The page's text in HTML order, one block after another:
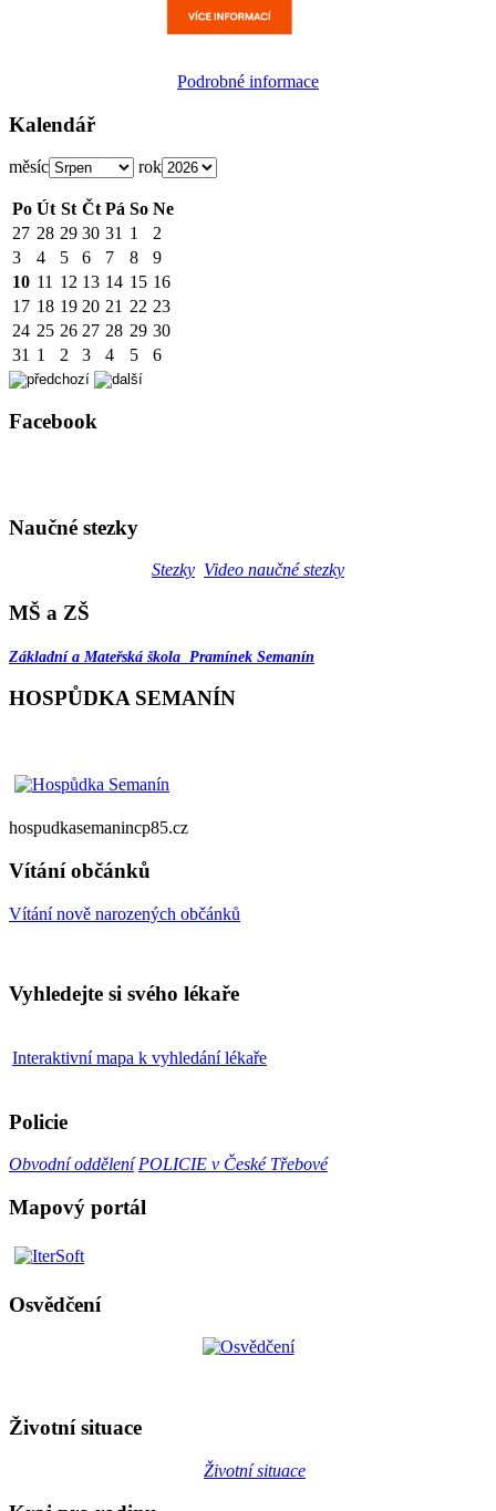
Podrobné informace
Kalendář
měsíc rok
Po Út St Čt Pá So Ne
27 28 29 30 31 1
2
3
4 5 6 7 8
9
10 11 12 13 14 15 16
17 18 19 20 21 22 23
24 25 26 27 28 29 30
31 1 2 3 4 5 6
Facebook
Naučné stezky
Stezky Video naučné stezky
MŠ a ZŠ
Základní a Mateřská škola Pramínek Semanín
HOSPŮDKA SEMANÍN
hospudkasemanincp85.cz
Vítání občánků
Vítání nově narozených občánků
Vyhledejte si svého lékaře
Interaktivní mapa k vyhledání lékaře
Policie
Obvodní oddělení POLICIE v České Třebové
Mapový portál
Osvědčení
Životní situace
Životní situace